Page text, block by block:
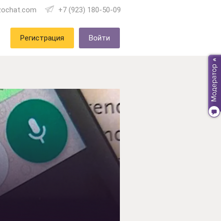
+7 (923) 180-50-09
Регистрация Войти